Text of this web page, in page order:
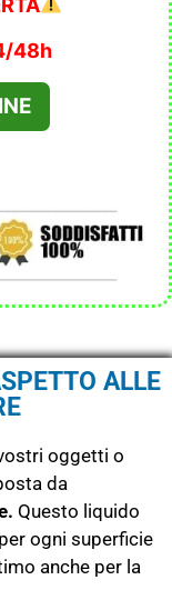
48h
ALLE
oggetti o
da
Questo liquido
ogni superficie
anche per la